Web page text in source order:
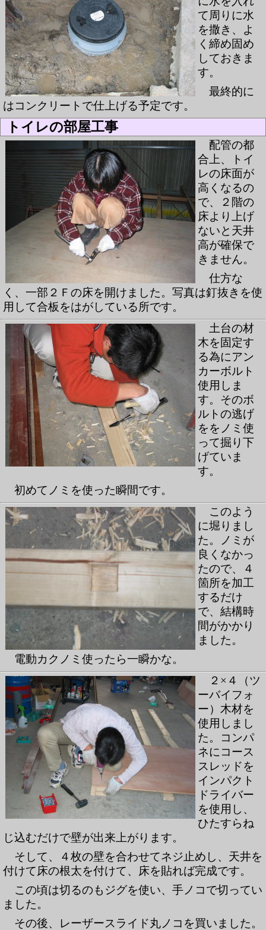
て周りに水
を撒き、よ
く締め固め
しておきま
す。
最終的に
はコンクリートで仕上げる予定です。
トイレの部屋工事
配管の都
合上、トイ
レの床面が
高くなるの
で、２階の
床より上げ
ないと天井
高が確保で
きません。
仕方な
く、一部２Ｆの床を開けました。写真は釘抜きを使
用して合板をはがしている所です。
土台の材
木を固定す
る為にアン
カーボルト
使用しま
す。そのボ
ルトの逃げ
ををノミ使
って掘り下
げていま
す。
初めてノミを使った瞬間です。
このよう
に堀りまし
た。ノミが
良くなかっ
たので、４
箇所を加工
するだけ
で、結構時
間がかかり
ました。
電動カクノミ使ったら一瞬かな。
２×４（ツ
ーバイフォ
ー）木材を
使用しまし
た。コンパ
ネにコース
スレッドを
インパクト
ドライバー
を使用し、
ひたすらね
じ込むだけで壁が出来上がります。
そして、４枚の壁を合わせてネジ止めし、天井を
付けて床の根太を付けて、床を貼れば完成です。
この頃は切るのもジグを使い、手ノコで切ってい
ました。
その後、レーザースライド丸ノコを買いました。